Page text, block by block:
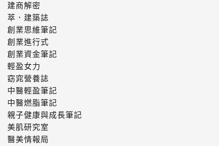
建商解密
萃．建築誌
創業思維筆記
創業進行式
創業資金筆記
輕盈女力
窈窕營養誌
中醫輕盈筆記
中醫燃脂筆記
親子健康與成長筆記
美肌研究室
醫美情報局